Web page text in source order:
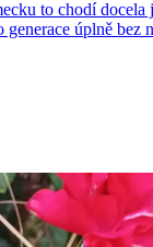
to chodí docela
generace úplně bez